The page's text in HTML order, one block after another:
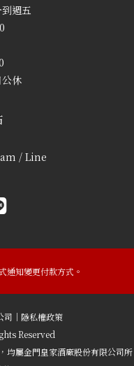
週五
休
/ Line
通知變更付款方式。
司｜隱私權政策
Reserved
均屬金門皇家酒廠股份有限公司所